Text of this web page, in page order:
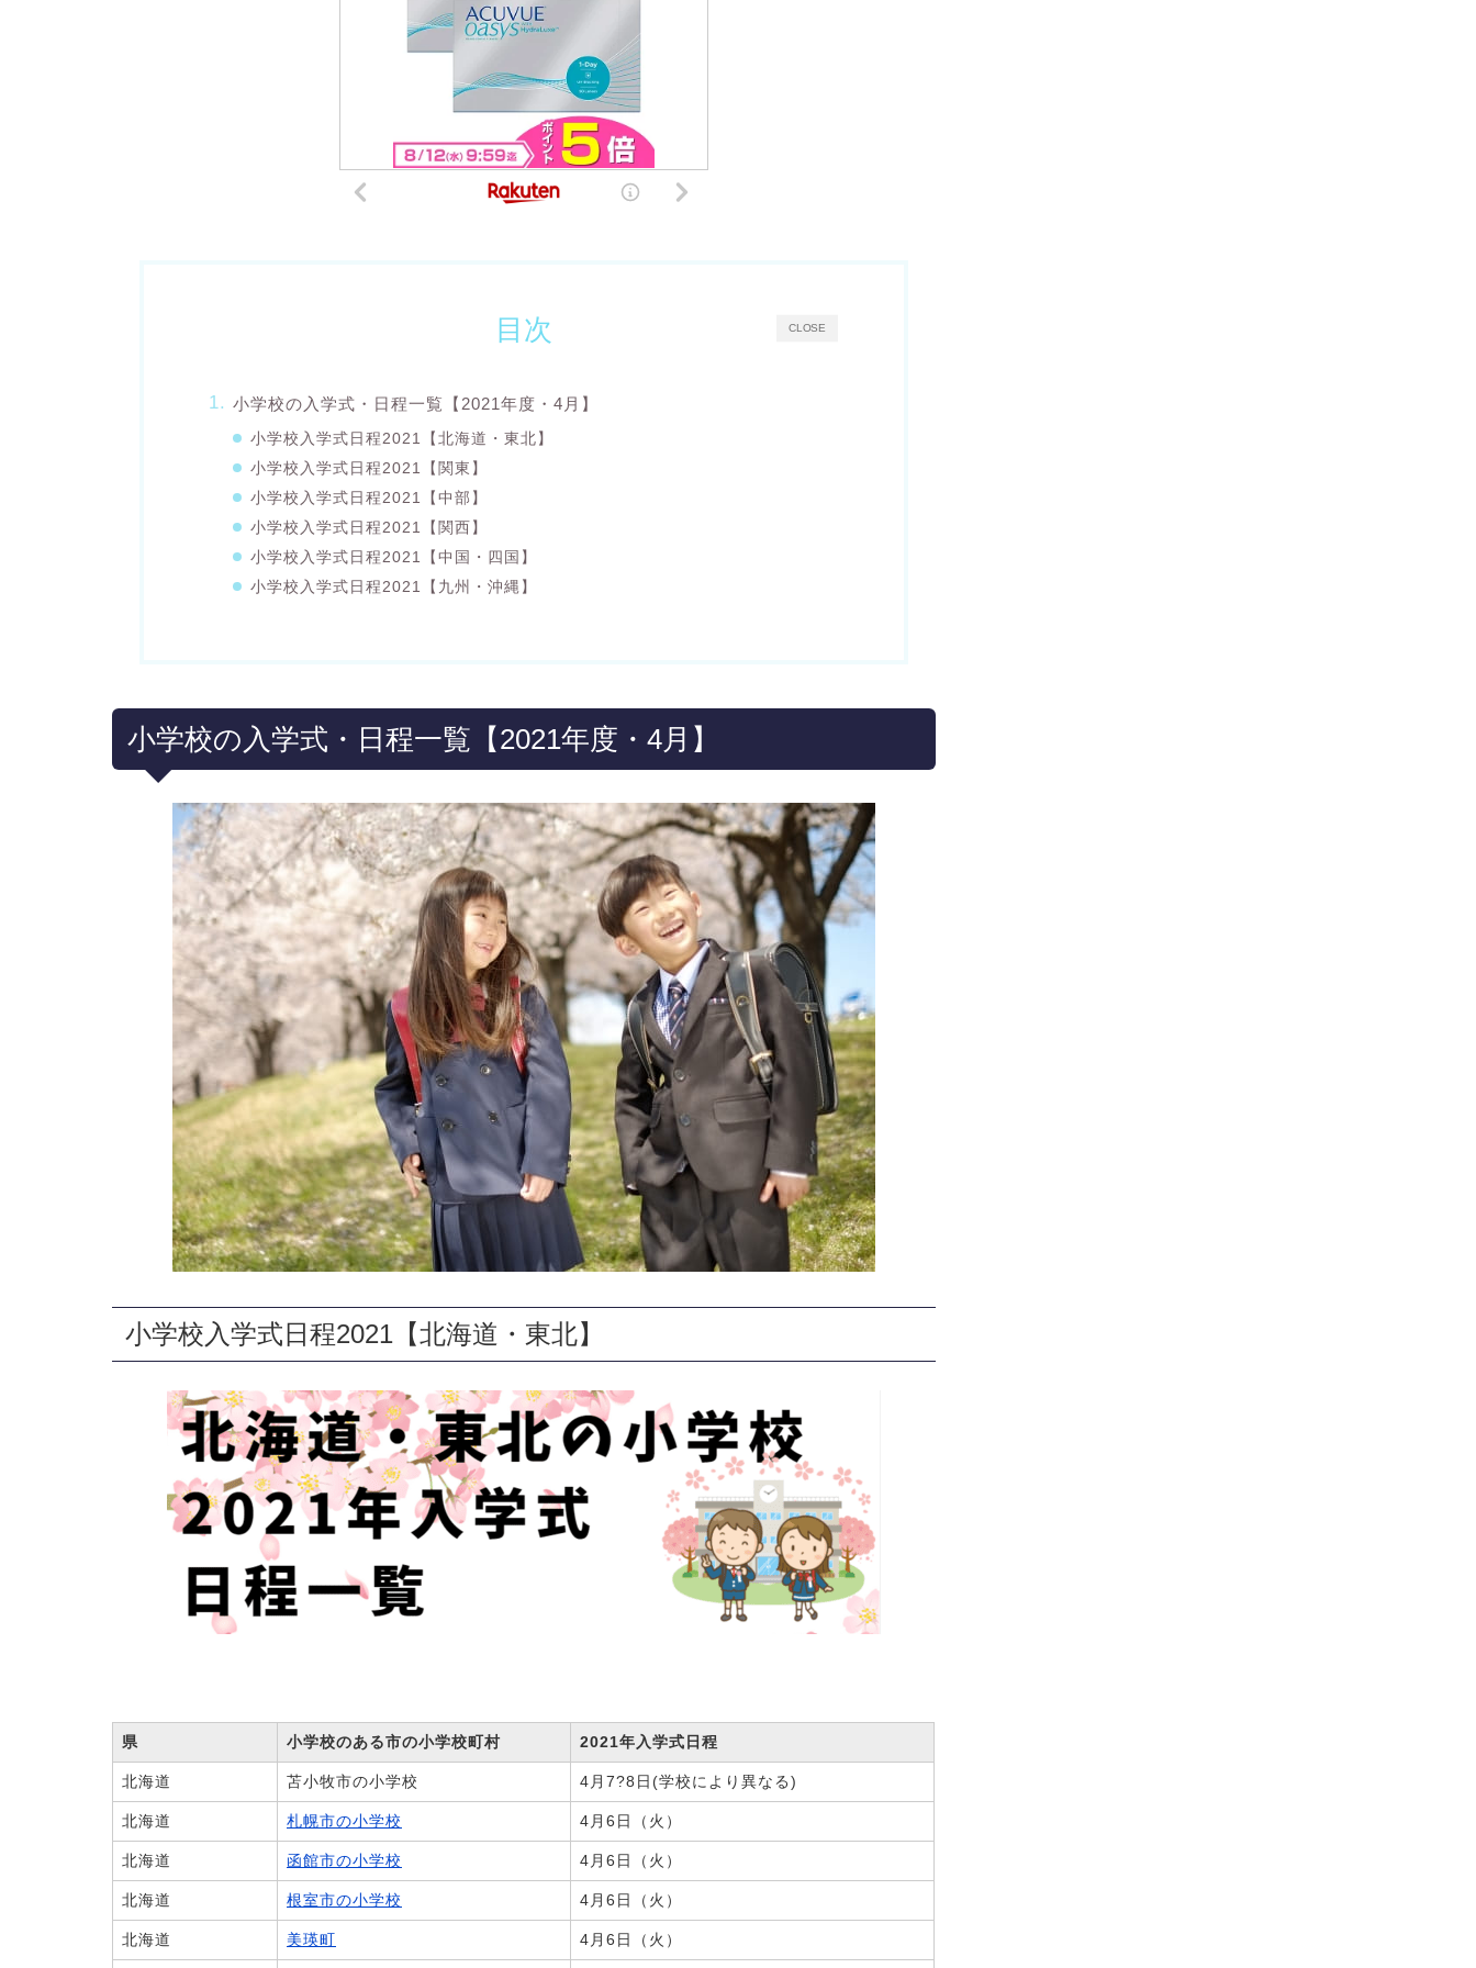
CLOSE
目次
小学校の入学式・日程一覧【2021年度・4月】
小学校入学式日程2021【北海道・東北】
小学校入学式日程2021【関東】
小学校入学式日程2021【中部】
小学校入学式日程2021【関西】
小学校入学式日程2021【中国・四国】
小学校入学式日程2021【九州・沖縄】
小学校の入学式・日程一覧【2021年度・4月】
小学校入学式日程2021【北海道・東北】
県 小学校のある市の小学校町村 2021年入学式日程
北海道 苫小牧市の小学校 4月7?8日(学校により異なる)
北海道 札幌市の小学校 4月6日（火）
北海道 函館市の小学校 4月6日（火）
北海道 根室市の小学校 4月6日（火）
北海道 美瑛町 4月6日（火）